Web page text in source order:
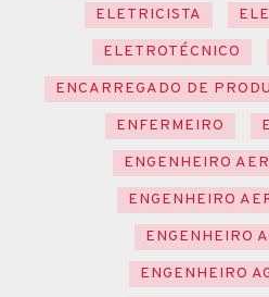
ELETRICISTA
ELETROTÉCNICO
ENCARREGADO DE
ENFERMEIRO
ENGENHEIRO
ENGENHEIRO
ENGENHEIRO
ENGENHEIRO